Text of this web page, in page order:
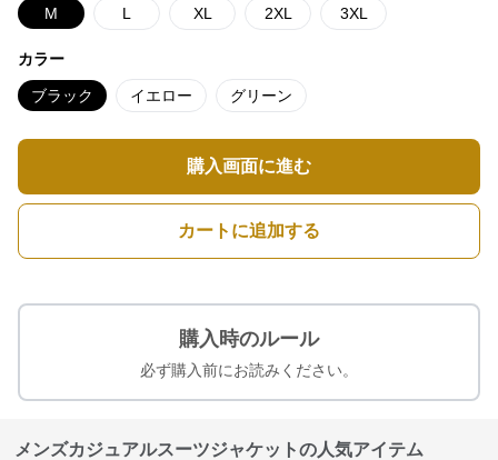
M L XL 2XL 3XL
カラー
ブラック イエロー グリーン
購入画面に進む
カートに追加する
購入時のルール
必ず購入前にお読みください。
メンズカジュアルスーツジャケットの人気アイテム